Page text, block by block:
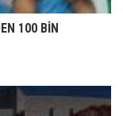
100 BİN